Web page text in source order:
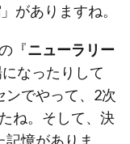
」がありますね。
『ニューラリー
なったりして
ンでやって、2次
ね。そして、決
憶がありま